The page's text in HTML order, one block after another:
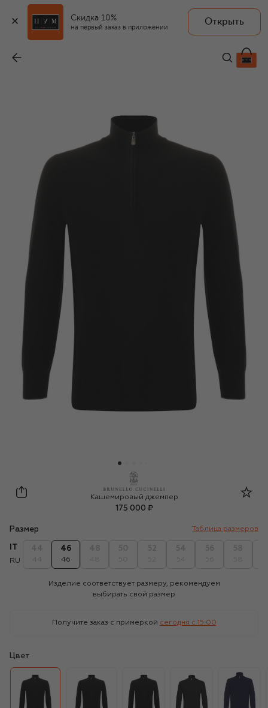
Скидка 10%
на первый заказ в приложении
Открыть
175 000 ₽
Brunello Cucinelli
Кашемировый джемпер
175 000 ₽
Размер Таблица размеров
RU
46
46
Изделие соответствует размеру, рекомендуем
выбирать свой размер
Получите заказ с примеркой сегодня c 15:00
Цвет